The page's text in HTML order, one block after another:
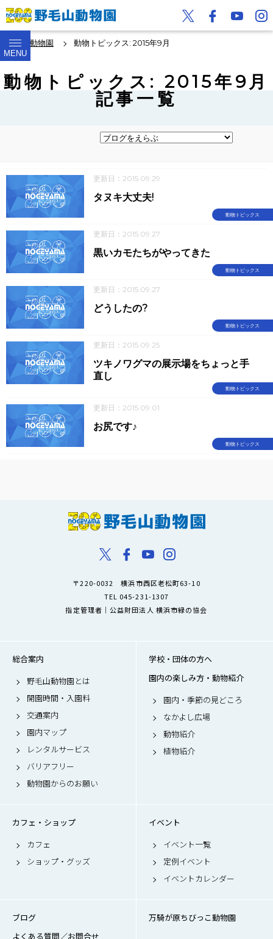
MENU
野毛山動物園 動物トピックス: 2015年9月
動物トピックス: 2015年9月
記事一覧
更新日：2015.09.29
動物トピックス
タヌキ大丈夫!
更新日：2015.09.27
動物トピックス
黒いカモたちがやってきた
更新日：2015.09.27
動物トピックス
どうしたの?
更新日：2015.09.25
動物トピックス
ツキノワグマの展示場をちょっと手
直し
更新日：2015.09.01
動物トピックス
お尻です♪
〒220-0032 横浜市西区老松町63-10
TEL 045-231-1307
指定管理者｜公益財団法人 横浜市緑の協会
総合案内
野毛山動物園とは
開園時間・入園料
交通案内
園内マップ
レンタルサービス
バリアフリー
動物園からのお願い
学校・団体の方へ
園内の楽しみ方・動物紹介
園内・季節の見どころ
なかよし広場
動物紹介
植物紹介
カフェ・ショップ
カフェ
ショップ・グッズ
イベント
イベント一覧
定例イベント
イベントカレンダー
ブログ
よくある質問／お問合せ
万騎が原ちびっこ動物園